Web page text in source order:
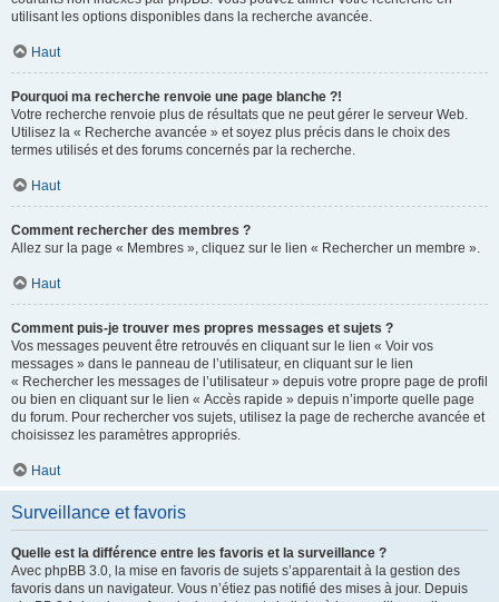
utilisant les options disponibles dans la recherche avancée.
Haut
Pourquoi ma recherche renvoie une page blanche ?!
Votre recherche renvoie plus de résultats que ne peut gérer le serveur Web.
Utilisez la « Recherche avancée » et soyez plus précis dans le choix des
termes utilisés et des forums concernés par la recherche.
Haut
Comment rechercher des membres ?
Allez sur la page « Membres », cliquez sur le lien « Rechercher un membre ».
Haut
Comment puis-je trouver mes propres messages et sujets ?
Vos messages peuvent être retrouvés en cliquant sur le lien « Voir vos
messages » dans le panneau de l’utilisateur, en cliquant sur le lien
« Rechercher les messages de l’utilisateur » depuis votre propre page de profil
ou bien en cliquant sur le lien « Accès rapide » depuis n’importe quelle page
du forum. Pour rechercher vos sujets, utilisez la page de recherche avancée et
choisissez les paramètres appropriés.
Haut
Surveillance et favoris
Quelle est la différence entre les favoris et la surveillance ?
Avec phpBB 3.0, la mise en favoris de sujets s’apparentait à la gestion des
favoris dans un navigateur. Vous n’étiez pas notifié des mises à jour. Depuis